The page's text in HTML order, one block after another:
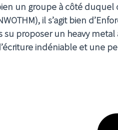
un groupe à côté
il s’agit bien
su proposer un heavy
indéniable et une